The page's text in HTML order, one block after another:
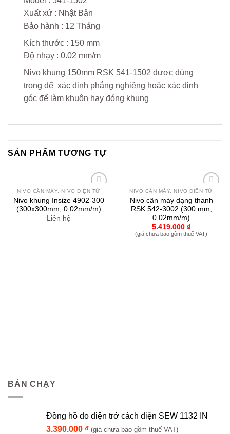
Xuất xứ : Nhật Bản
Bảo hành : 12 Tháng
Kích thước : 150 mm
Độ nhạy : 0.02 mm/m
Nivo khung 150mm RSK 541-1502 được dùng
trong để xác định phẳng nghiêng hoặc xác định
góc để làm khuôn hay đóng khung
SẢN PHẨM TƯƠNG TỰ
thích
NIVO CÂN MÁY, NIVO ĐIỆN TỬ
Nivo khung Insize 4902-300
(300x300mm, 0.02mm/m)
Liên hệ
thích
NIVO CÂN MÁY, NIVO ĐIỆN TỬ
Nivo cân máy dạng thanh
RSK 542-3002 (300 mm,
0.02mm/m)
5.419.000 ₫
(giá chưa bao gồm thuế VAT)
BÁN CHẠY
Đồng hồ đo điện trở cách điện SEW 1132 IN
3.390.000 ₫ (giá chưa bao gồm thuế VAT)